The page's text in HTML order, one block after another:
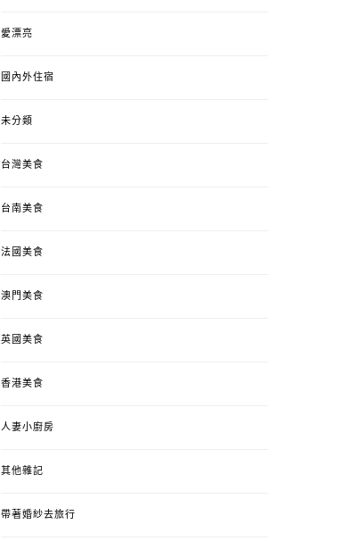
愛漂亮
國內外住宿
未分類
台灣美食
台南美食
法國美食
澳門美食
英國美食
香港美食
人妻小廚房
其他雜記
帶著婚紗去旅行